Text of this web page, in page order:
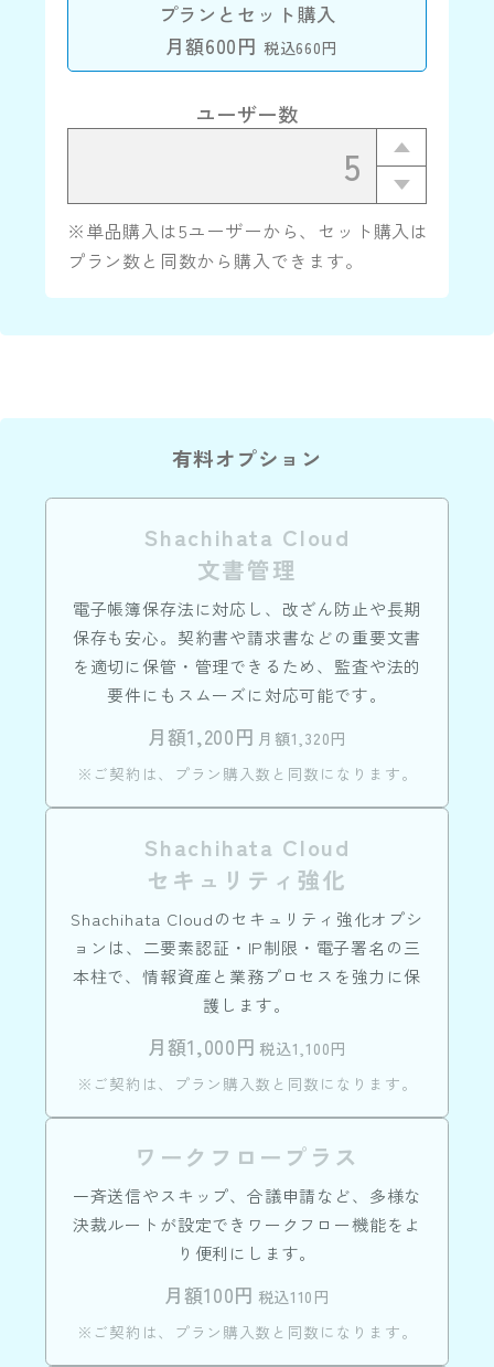
プランとセット購入
月額600円 税込660円
ユーザー数
※単品購入は5ユーザーから、セット購入は
プラン数と同数から購入できます。
有料オプション
Shachihata Cloud
文書管理
電子帳簿保存法に対応し、改ざん防止や長期
保存も安心。契約書や請求書などの重要文書
を適切に保管・管理できるため、監査や法的
要件にもスムーズに対応可能です。
月額1,200円 月額1,320円
※ご契約は、プラン購入数と同数になります。
Shachihata Cloud
セキュリティ強化
Shachihata Cloudのセキュリティ強化オプシ
ョンは、二要素認証・IP制限・電子署名の三
本柱で、情報資産と業務プロセスを強力に保
護します。
月額1,000円 税込1,100円
※ご契約は、プラン購入数と同数になります。
ワークフロープラス
一斉送信やスキップ、合議申請など、多様な
決裁ルートが設定できワークフロー機能をよ
り便利にします。
月額100円 税込110円
※ご契約は、プラン購入数と同数になります。